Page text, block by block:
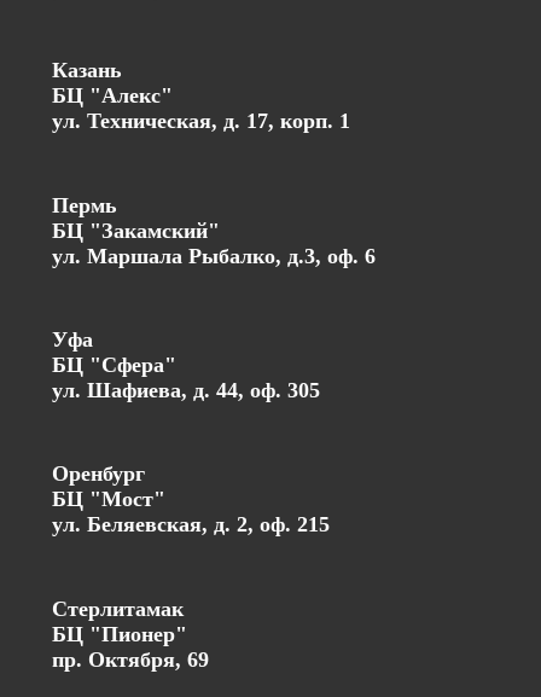
Казань
БЦ "Алекс"
ул. Техническая, д. 17, корп. 1
Пермь
БЦ "Закамский"
ул. Маршала Рыбалко, д.3, оф. 6
Уфа
БЦ "Сфера"
ул. Шафиева, д. 44, оф. 305
Оренбург
БЦ "Мост"
ул. Беляевская, д. 2, оф. 215
Стерлитамак
БЦ "Пионер"
пр. Октября, 69